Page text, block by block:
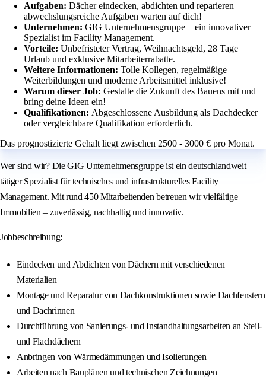
Aufgaben: Dächer eindecken, abdichten und reparieren –
abwechslungsreiche Aufgaben warten auf dich!
Unternehmen: GIG Unternehmensgruppe – ein innovativer
Spezialist im Facility Management.
Vorteile: Unbefristeter Vertrag, Weihnachtsgeld, 28 Tage
Urlaub und exklusive Mitarbeiterrabatte.
Weitere Informationen: Tolle Kollegen, regelmäßige
Weiterbildungen und moderne Arbeitsmittel inklusive!
Warum dieser Job: Gestalte die Zukunft des Bauens mit und
bring deine Ideen ein!
Qualifikationen: Abgeschlossene Ausbildung als Dachdecker
oder vergleichbare Qualifikation erforderlich.
Das prognostizierte Gehalt liegt zwischen 2500 - 3000 € pro Monat.
Wer sind wir? Die GIG Unternehmensgruppe ist ein deutschlandweit
tätiger Spezialist für technisches und infrastrukturelles Facility
Management. Mit rund 450 Mitarbeitenden betreuen wir vielfältige
Immobilien – zuverlässig, nachhaltig und innovativ.
Jobbeschreibung:
Eindecken und Abdichten von Dächern mit verschiedenen
Materialien
Montage und Reparatur von Dachkonstruktionen sowie Dachfenstern
und Dachrinnen
Durchführung von Sanierungs- und Instandhaltungsarbeiten an Steil-
und Flachdächern
Anbringen von Wärmedämmungen und Isolierungen
Arbeiten nach Bauplänen und technischen Zeichnungen